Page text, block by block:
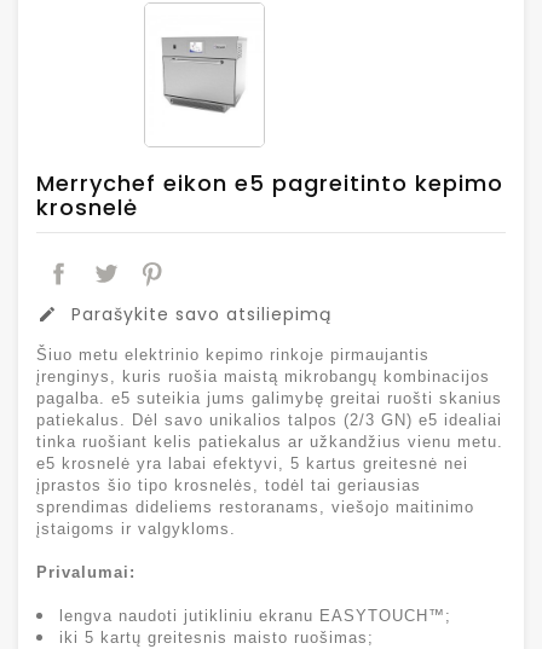
Merrychef eikon e5 pagreitinto kepimo
krosnelė
edit Parašykite savo atsiliepimą
Šiuo metu elektrinio kepimo rinkoje pirmaujantis
įrenginys, kuris ruošia maistą mikrobangų kombinacijos
pagalba. e5 suteikia jums galimybę greitai ruošti skanius
patiekalus. Dėl savo unikalios talpos (2/3 GN) e5 idealiai
tinka ruošiant kelis patiekalus ar užkandžius vienu metu.
e5 krosnelė yra labai efektyvi, 5 kartus greitesnė nei
įprastos šio tipo krosnelės, todėl tai geriausias
sprendimas dideliems restoranams, viešojo maitinimo
įstaigoms ir valgykloms.
Privalumai:
lengva naudoti jutikliniu ekranu EASYTOUCH™;
iki 5 kartų greitesnis maisto ruošimas;